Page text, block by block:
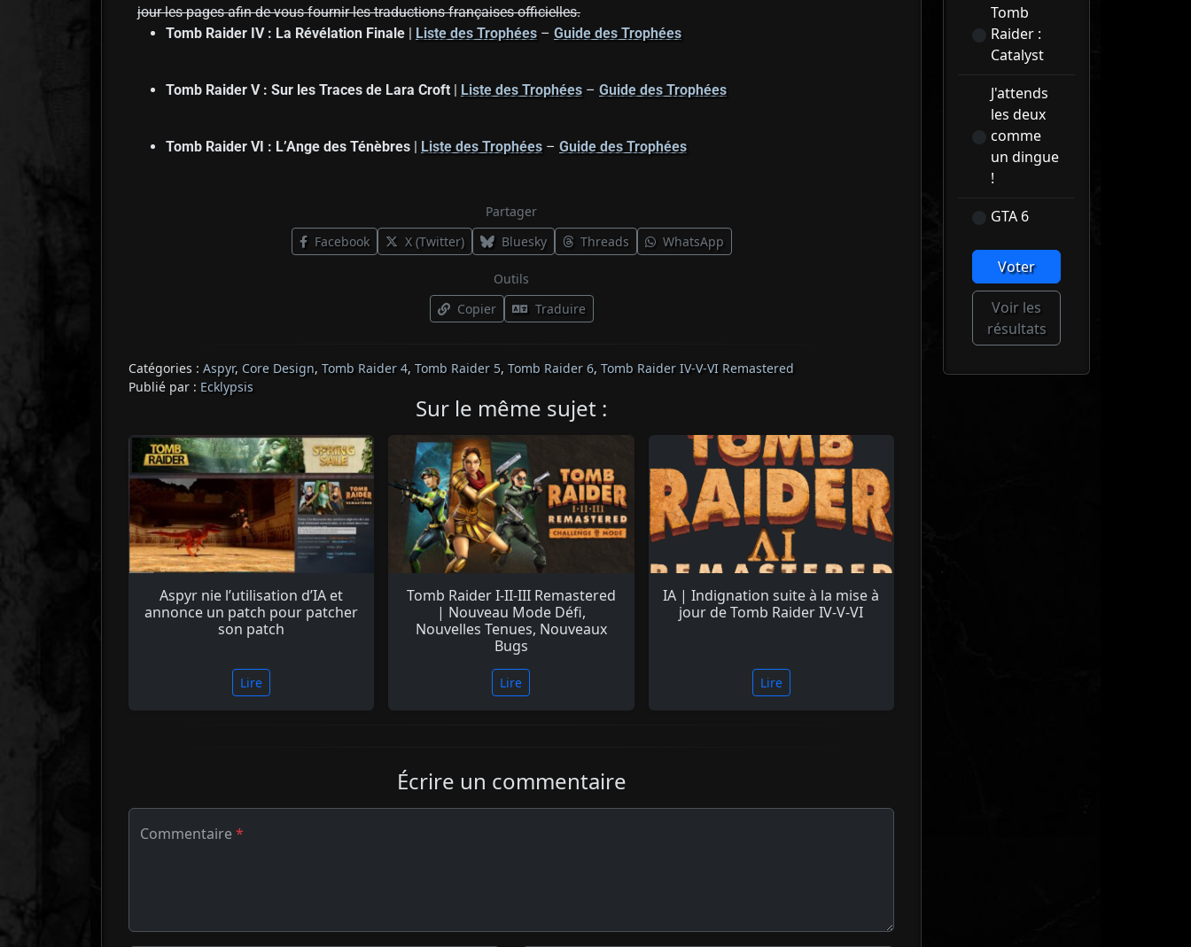
jour les pages afin de vous fournir les traductions françaises officielles.
Tomb Raider IV : La Révélation Finale | Liste des Trophées – Guide des Trophées
Tomb Raider V : Sur les Traces de Lara Croft | Liste des Trophées – Guide des Trophées
Tomb Raider VI : L’Ange des Ténèbres | Liste des Trophées – Guide des Trophées
Partager
Facebook
X (Twitter) Bluesky Threads WhatsApp
Outils
Copier
Traduire
Catégories : Aspyr, Core Design, Tomb Raider 4, Tomb Raider 5, Tomb Raider 6, Tomb Raider IV-V-VI Remastered
Publié par : Ecklypsis
Sur le même sujet :
Aspyr nie l’utilisation d’IA et
annonce un patch pour patcher
son patch
Lire
Tomb Raider I-II-III Remastered
| Nouveau Mode Défi,
Nouvelles Tenues, Nouveaux
Bugs
Lire
IA | Indignation suite à la mise à
jour de Tomb Raider IV-V-VI
Lire
Écrire un commentaire
Commentaire*
Tomb
Raider :
Catalyst
J'attends
les deux
comme
un dingue
!
GTA 6
Voter
Voir les
résultats